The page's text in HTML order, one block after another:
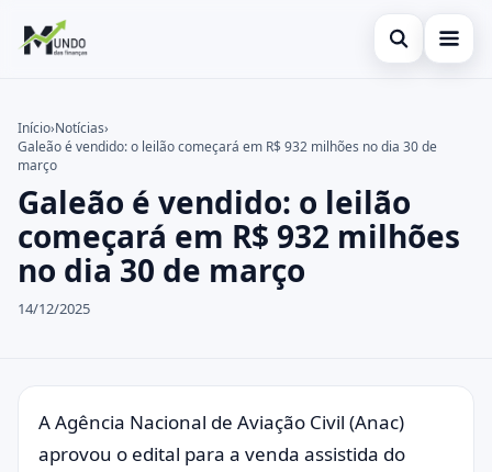
Abrir busca
Economia
Finanças
Buscar no site
Buscar por:
Pressione Enter para buscar ou ESC para fechar.
Início›Notícias›
Galeão é vendido: o leilão começará em R$ 932 milhões no dia 30 de
março
Galeão é vendido: o leilão
começará em R$ 932 milhões
no dia 30 de março
14/12/2025
A Agência Nacional de Aviação Civil (Anac)
aprovou o edital para a venda assistida do